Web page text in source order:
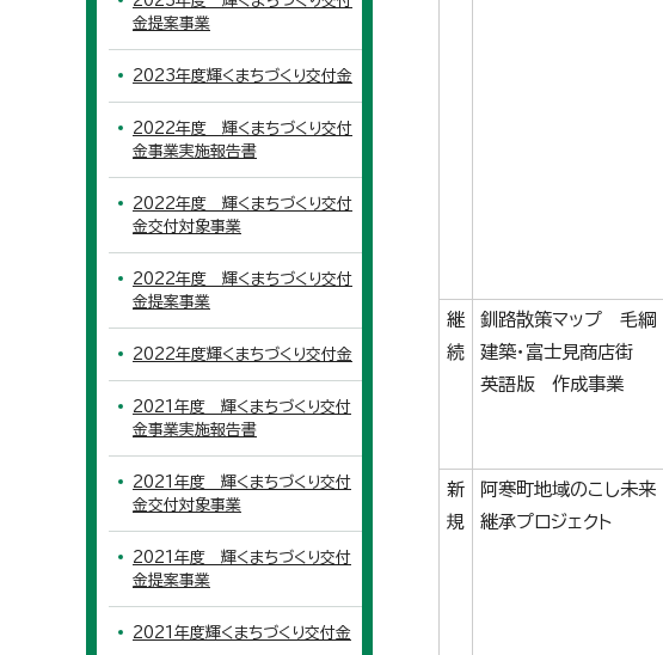
継
続
釧路散策マップ 毛綱
建築・富士見商店街
英語版 作成事業
新
規
阿寒町地域のこし未来
継承プロジェクト
金提案事業
2023年度輝くまちづくり交付金
2022年度 輝くまちづくり交付
金事業実施報告書
2022年度 輝くまちづくり交付
金交付対象事業
2022年度 輝くまちづくり交付
金提案事業
2022年度輝くまちづくり交付金
2021年度 輝くまちづくり交付
金事業実施報告書
2021年度 輝くまちづくり交付
金交付対象事業
2021年度 輝くまちづくり交付
金提案事業
2021年度輝くまちづくり交付金